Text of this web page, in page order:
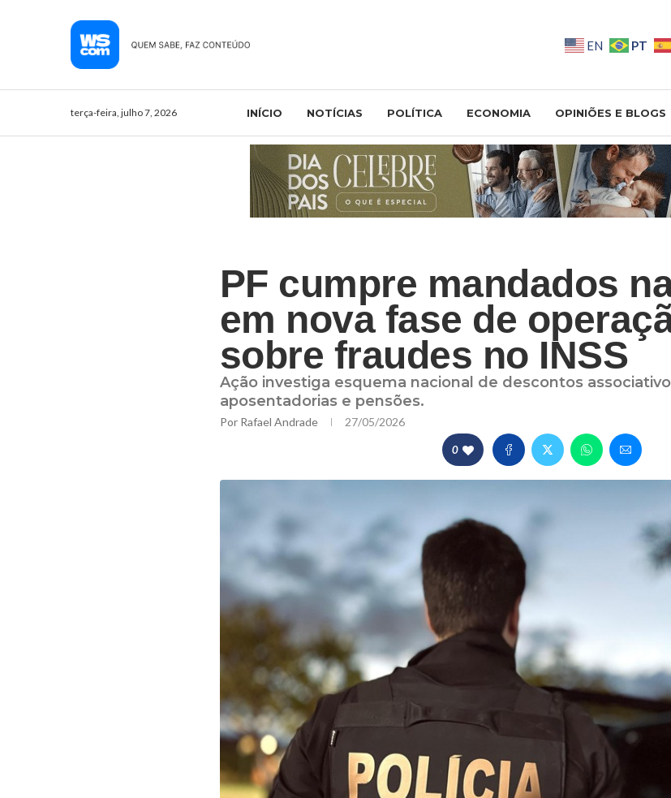
EN PT
terça-feira, julho 7, 2026 INÍCIO NOTÍCIAS POLÍTICA ECONOMIA OPINIÕES E BLOGS
PF cumpre mandados
em nova fase de
sobre fraudes no INSS
Ação investiga esquema nacional de descontos
aposentadorias e pensões.
Por Rafael Andrade 27/05/2026
0